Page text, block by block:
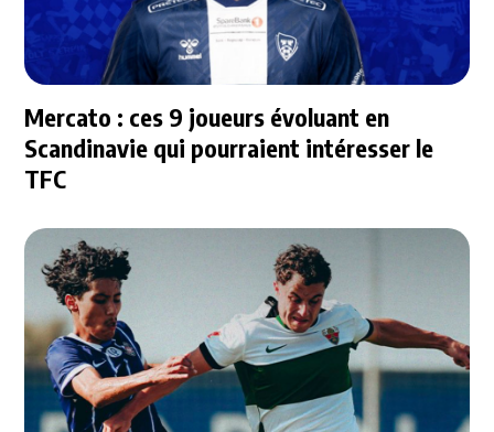
Mercato : ces 9 joueurs évoluant en
Scandinavie qui pourraient intéresser le
TFC